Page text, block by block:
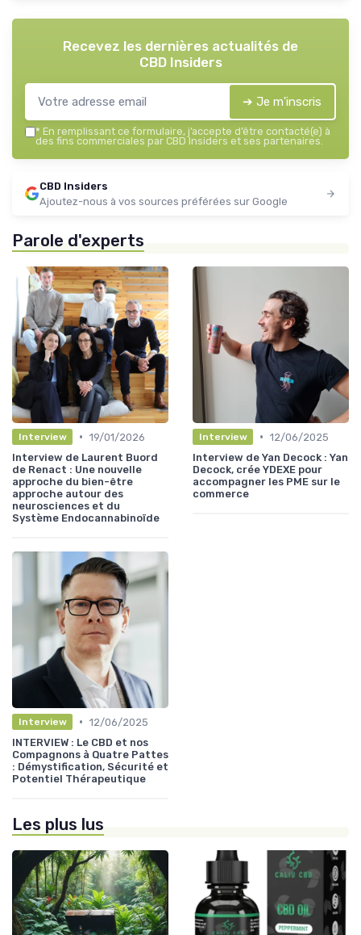
Recevez les dernières actualités de
CBD Insiders
➔ Je m'inscris
* En remplissant ce formulaire, j’accepte d’être contacté(e) à
des fins commerciales par CBD Insiders et ses partenaires.
CBD Insiders
Ajoutez-nous à vos sources préférées sur Google
Parole d'experts
Interview • 19/01/2026
Interview de Laurent Buord
de Renact : Une nouvelle
approche du bien-être
approche autour des
neurosciences et du
Système Endocannabinoïde
Interview • 12/06/2025
Interview de Yan Decock : Yan
Decock, crée YDEXE pour
accompagner les PME sur le
commerce
Interview • 12/06/2025
INTERVIEW : Le CBD et nos
Compagnons à Quatre Pattes
: Démystification, Sécurité et
Potentiel Thérapeutique
Les plus lus